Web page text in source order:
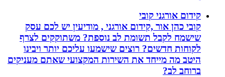
קידום אורגני קובי
קובי כהן אור ,קידום אורגני , מודיעין יש לכם עסק
שישמח לקבל תשומת לב נוספת? משתוקקים לצרף
לקוחות חדשים? רוצים שישמעו עליכם יותר ויבינו
היטב מה מייחד את השירות המקצועי שאתם מעניקים
ברוחב לב?